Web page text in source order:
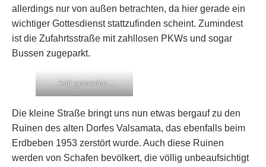
allerdings nur von außen betrachten, da hier gerade ein
wichtiger Gottesdienst stattzufinden scheint. Zumindest
ist die Zufahrtsstraße mit zahllosen PKWs und sogar
Bussen zugeparkt.
..kalt geworden…
Die kleine Straße bringt uns nun etwas bergauf zu den
Ruinen des alten Dorfes Valsamata, das ebenfalls beim
Erdbeben 1953 zerstört wurde. Auch diese Ruinen
werden von Schafen bevölkert, die völlig unbeaufsichtigt